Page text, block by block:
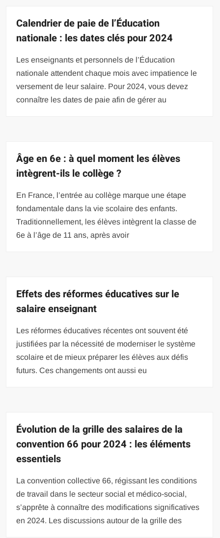
Calendrier de paie de l’Éducation
nationale : les dates clés pour 2024
Les enseignants et personnels de l’Éducation
nationale attendent chaque mois avec impatience le
versement de leur salaire. Pour 2024, vous devez
connaître les dates de paie afin de gérer au
Âge en 6e : à quel moment les élèves
intègrent-ils le collège ?
En France, l’entrée au collège marque une étape
fondamentale dans la vie scolaire des enfants.
Traditionnellement, les élèves intègrent la classe de
6e à l’âge de 11 ans, après avoir
Effets des réformes éducatives sur le
salaire enseignant
Les réformes éducatives récentes ont souvent été
justifiées par la nécessité de moderniser le système
scolaire et de mieux préparer les élèves aux défis
futurs. Ces changements ont aussi eu
Évolution de la grille des salaires de la
convention 66 pour 2024 : les éléments
essentiels
La convention collective 66, régissant les conditions
de travail dans le secteur social et médico-social,
s’apprête à connaître des modifications significatives
en 2024. Les discussions autour de la grille des